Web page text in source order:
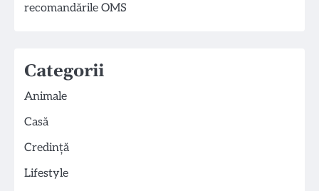
recomandările OMS
Categorii
Animale
Casă
Credință
Lifestyle